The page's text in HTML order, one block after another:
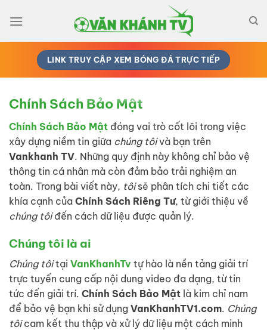
qua
LINK TRUY CẬP XEM BÓNG ĐÁ TRỰC TIẾP
Chính Sách Bảo Mật
Chính Sách Bảo Mật đóng vai trò cốt lõi trong việc
xây dựng niềm tin giữa chúng tôivà bạn trên
Vankhanh TV. Những quy định này không chỉ bảo vệ
thông tin cá nhân mà còn đảm bảo trải nghiệm an
toàn. Trong bài viết này, tôisẽ phân tích chi tiết các
khía cạnh của Chính Sách Riêng Tư, từ giới thiệu về
chúng tôiđến cách dữ liệu được quản lý.
Chúng tôi là ai
Chúng tôitại VanKhanhTv tự hào là nền tảng giải trí
trực tuyến cung cấp nội dung video đa dạng, từ tin
tức đến giải trí. Chính Sách Bảo Mật là kim chỉ nam
để bảo vệ bạn khi sử dụng VanKhanhTV1.com. Chúng
tôicam kết thu thập và xử lý dữ liệu một cách minh